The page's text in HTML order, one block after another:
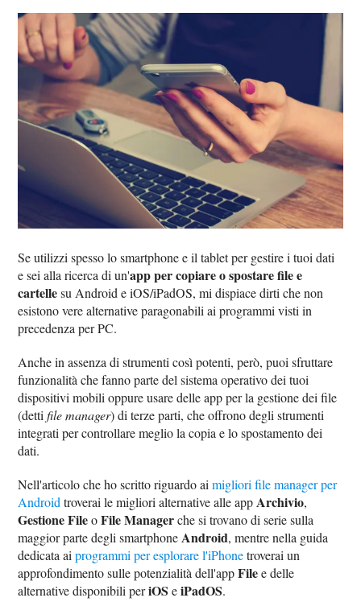
Se utilizzi spesso lo smartphone e il tablet per gestire i tuoi dati
e sei alla ricerca di un'app per copiare o spostare file e
cartellesu Android e iOS/iPadOS, mi dispiace dirti che non
esistono vere alternative paragonabili ai programmi visti in
precedenza per PC.
Anche in assenza di strumenti così potenti, però, puoi sfruttare
funzionalità che fanno parte del sistema operativo dei tuoi
dispositivi mobili oppure usare delle app per la gestione dei file
(dettifile manager) di terze parti, che offrono degli strumenti
integrati per controllare meglio la copia e lo spostamento dei
dati.
Nell'articolo che ho scritto riguardo aimigliori file manager per
Android troverai le migliori alternative alle app Archivio,
Gestione FileoFile Managerche si trovano di serie sulla
maggior parte degli smartphone Android, mentre nella guida
dedicata aiprogrammi per esplorare l'iPhonetroverai un
approfondimento sulle potenzialità dell'appFilee delle
alternative disponibili periOS eiPadOS.